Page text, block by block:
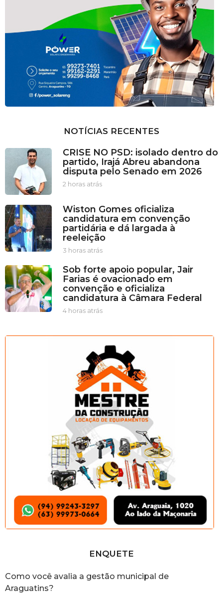
NOTÍCIAS RECENTES
CRISE NO PSD: isolado dentro do
partido, Irajá Abreu abandona
disputa pelo Senado em 2026
2 horas atrás2
r
a
s
a
t
á
s
Wiston Gomes oficializa
candidatura em convenção
partidária e dá largada à
reeleição
3 horas atrás3
o
r
a
s
á
s
Sob forte apoio popular, Jair
Farias é ovacionado em
convenção e oficializa
candidatura à Câmara Federal
4 horas atrás4
r
a
s
a
t
á
s
ENQUETE
Como você avalia a gestão municipal de
Araguatins?